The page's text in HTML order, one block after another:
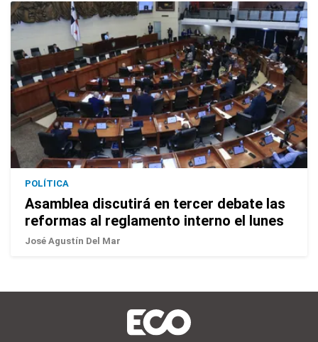
POLÍTICA
Asamblea discutirá en tercer debate las
reformas al reglamento interno el lunes
José Agustín Del Mar